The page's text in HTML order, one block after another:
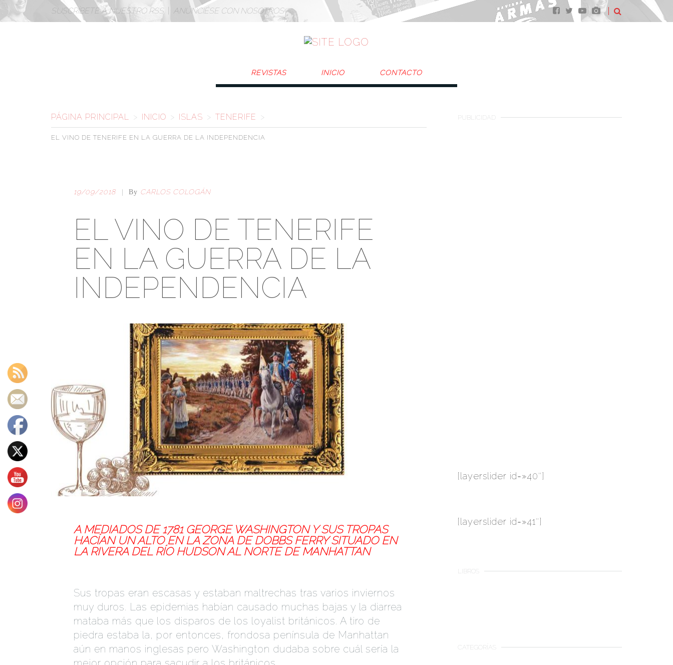
SUSCRÍBETE A NUESTRO RSS| ANÚNCIÉSE CON NOSOTROS
REVISTAS INICIO CONTACTO
PÁGINA PRINCIPAL > INICIO > ISLAS > TENERIFE >
EL VINO DE TENERIFE EN LA GUERRA DE LA INDEPENDENCIA
19/09/2018 By CARLOS COLOGÁN
EL VINO DE TENERIFE
EN LA GUERRA DE LA
INDEPENDENCIA
A MEDIADOS DE 1781 GEORGE WASHINGTON Y SUS TROPAS
HACÍAN UN ALTO EN LA ZONA DE DOBBS FERRY SITUADO EN
LA RIVERA DEL RÍO HUDSON AL NORTE DE MANHATTAN
Sus tropas eran escasas y estaban maltrechas tras varios inviernos
muy duros. Las epidemias habían causado muchas bajas y la diarrea
mataba más que los disparos de los loyalist británicos. A tiro de
piedra estaba la, por entonces, frondosa península de Manhattan
aún en manos inglesas pero Washington dudaba sobre cuál sería la
PUBLICIDAD
[layerslider id=»40″]
[layerslider id=»41″]
LIBROS
CATEGORÍAS